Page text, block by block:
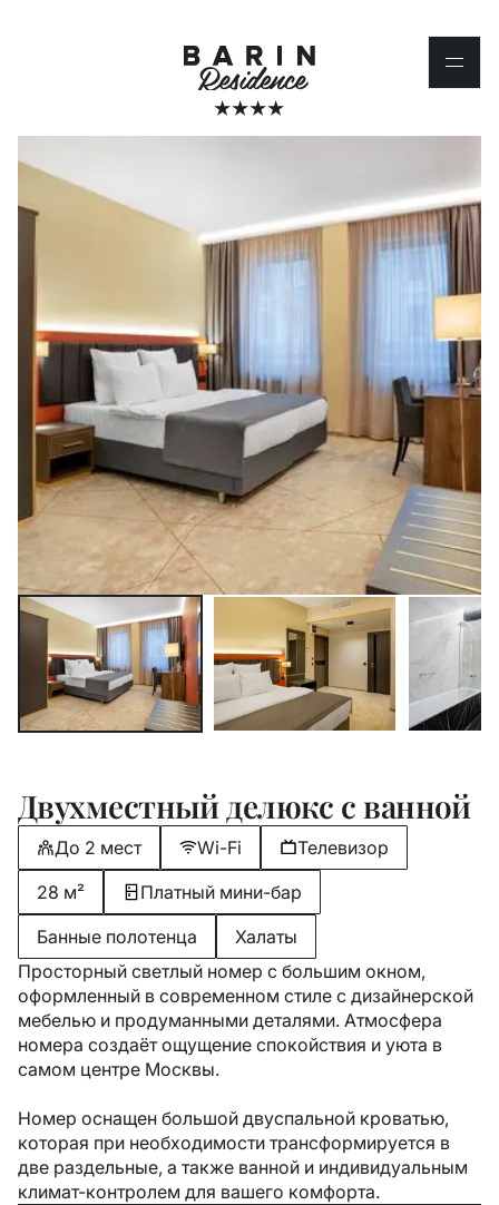
Двухместный делюкс с ванной
До 2 мест Wi-Fi
Телевизор
28 м²
Платный мини-бар
Банные полотенца
Халаты
Просторный светлый номер с большим окном,
оформленный в современном стиле с дизайнерской
мебелью и продуманными деталями. Атмосфера
номера создаёт ощущение спокойствия и уюта в
самом центре Москвы.
Номер оснащен большой двуспальной кроватью,
которая при необходимости трансформируется в
две раздельные, а также ванной и индивидуальным
климат-контролем для вашего комфорта.